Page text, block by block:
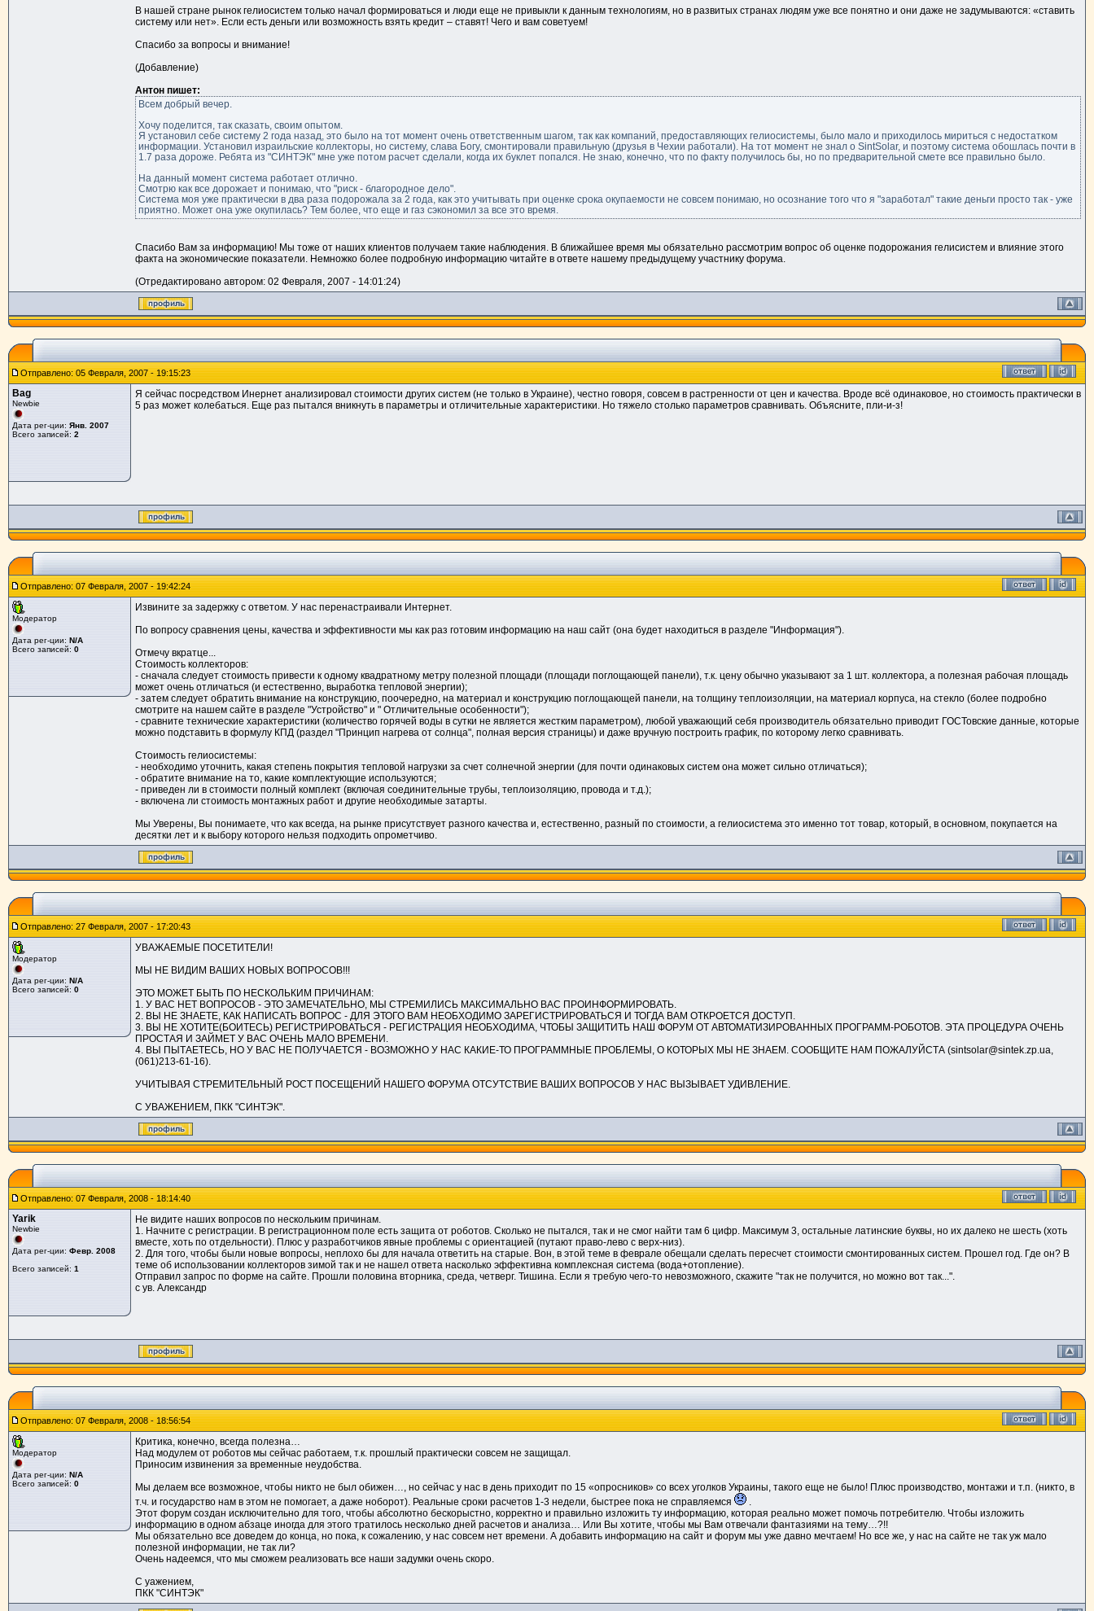
В нашей стране рынок гелиосистем только начал формироваться и люди еще не привыкли к данным технологиям, но в развитых странах людям уже все понятно и они даже не задумываются: «ставить
систему или нет». Если есть деньги или возможность взять кредит – ставят! Чего и вам советуем!
Спасибо за вопросы и внимание!
(Добавление)
Антон пишет:
Всем добрый вечер.
Хочу поделится, так сказать, своим опытом.
Я установил себе систему 2 года назад, это было на тот момент очень ответственным шагом, так как компаний, предоставляющих гелиосистемы, было мало и приходилось мириться с недостатком
информации. Установил израильские коллекторы, но систему, слава Богу, смонтировали правильную (друзья в Чехии работали). На тот момент не знал о SintSolar, и поэтому система обошлась почти в
1.7 раза дороже. Ребята из "СИНТЭК" мне уже потом расчет сделали, когда их буклет попался. Не знаю, конечно, что по факту получилось бы, но по предварительной смете все правильно было.
На данный момент система работает отлично.
Смотрю как все дорожает и понимаю, что "риск - благородное дело".
Система моя уже практически в два раза подорожала за 2 года, как это учитывать при оценке срока окупаемости не совсем понимаю, но осознание того что я "заработал" такие деньги просто так - уже
приятно. Может она уже окупилась? Тем более, что еще и газ сэкономил за все это время.
Спасибо Вам за информацию! Мы тоже от наших клиентов получаем такие наблюдения. В ближайшее время мы обязательно рассмотрим вопрос об оценке подорожания гелисистем и влияние этого
факта на экономические показатели. Немножко более подробную информацию читайте в ответе нашему предыдущему участнику форума.
(Отредактировано автором: 02 Февраля, 2007 - 14:01:24)
Отправлено: 05 Февраля, 2007 - 19:15:23
Bag
Newbie
Дата рег-ции: Янв. 2007
Всего записей: 2
Я сейчас посредством Инернет анализировал стоимости других систем (не только в Украине), честно говоря, совсем в растренности от цен и качества. Вроде всё одинаковое, но стоимость практически в
5 раз может колебаться. Еще раз пытался вникнуть в параметры и отличительные характеристики. Но тяжело столько параметров сравнивать. Объясните, пли-и-з!
Отправлено: 07 Февраля, 2007 - 19:42:24
Модератор
Дата рег-ции: N/A
Всего записей: 0
Извините за задержку с ответом. У нас перенастраивали Интернет.
По вопросу сравнения цены, качества и эффективности мы как раз готовим информацию на наш сайт (она будет находиться в разделе "Информация").
Отмечу вкратце...
Стоимость коллекторов:
- сначала следует стоимость привести к одному квадратному метру полезной площади (площади поглощающей панели), т.к. цену обычно указывают за 1 шт. коллектора, а полезная рабочая площадь
может очень отличаться (и естественно, выработка тепловой энергии);
- затем следует обратить внимание на конструкцию, поочередно, на материал и конструкцию поглощающей панели, на толщину теплоизоляции, на материал корпуса, на стекло (более подробно
смотрите на нашем сайте в разделе "Устройство" и " Отличительные особенности");
- сравните технические характеристики (количество горячей воды в сутки не является жестким параметром), любой уважающий себя производитель обязательно приводит ГОСТовские данные, которые
можно подставить в формулу КПД (раздел "Принцип нагрева от солнца", полная версия страницы) и даже вручную построить график, по которому легко сравнивать.
Стоимость гелиосистемы:
- необходимо уточнить, какая степень покрытия тепловой нагрузки за счет солнечной энергии (для почти одинаковых систем она может сильно отличаться);
- обратите внимание на то, какие комплектующие используются;
- приведен ли в стоимости полный комплект (включая соединительные трубы, теплоизоляцию, провода и т.д.);
- включена ли стоимость монтажных работ и другие необходимые затарты.
Мы Уверены, Вы понимаете, что как всегда, на рынке присутствует разного качества и, естественно, разный по стоимости, а гелиосистема это именно тот товар, который, в основном, покупается на
десятки лет и к выбору которого нельзя подходить опрометчиво.
Отправлено: 27 Февраля, 2007 - 17:20:43
Модератор
Дата рег-ции: N/A
Всего записей: 0
УВАЖАЕМЫЕ ПОСЕТИТЕЛИ!
МЫ НЕ ВИДИМ ВАШИХ НОВЫХ ВОПРОСОВ!!!
ЭТО МОЖЕТ БЫТЬ ПО НЕСКОЛЬКИМ ПРИЧИНАМ:
1. У ВАС НЕТ ВОПРОСОВ - ЭТО ЗАМЕЧАТЕЛЬНО, МЫ СТРЕМИЛИСЬ МАКСИМАЛЬНО ВАС ПРОИНФОРМИРОВАТЬ.
2. ВЫ НЕ ЗНАЕТЕ, КАК НАПИСАТЬ ВОПРОС - ДЛЯ ЭТОГО ВАМ НЕОБХОДИМО ЗАРЕГИСТРИРОВАТЬСЯ И ТОГДА ВАМ ОТКРОЕТСЯ ДОСТУП.
3. ВЫ НЕ ХОТИТЕ(БОИТЕСЬ) РЕГИСТРИРОВАТЬСЯ - РЕГИСТРАЦИЯ НЕОБХОДИМА, ЧТОБЫ ЗАЩИТИТЬ НАШ ФОРУМ ОТ АВТОМАТИЗИРОВАННЫХ ПРОГРАММ-РОБОТОВ. ЭТА ПРОЦЕДУРА ОЧЕНЬ
ПРОСТАЯ И ЗАЙМЕТ У ВАС ОЧЕНЬ МАЛО ВРЕМЕНИ.
4. ВЫ ПЫТАЕТЕСЬ, НО У ВАС НЕ ПОЛУЧАЕТСЯ - ВОЗМОЖНО У НАС КАКИЕ-ТО ПРОГРАММНЫЕ ПРОБЛЕМЫ, О КОТОРЫХ МЫ НЕ ЗНАЕМ. СООБЩИТЕ НАМ ПОЖАЛУЙСТА (sintsolar@sintek.zp.ua,
(061)213-61-16).
УЧИТЫВАЯ СТРЕМИТЕЛЬНЫЙ РОСТ ПОСЕЩЕНИЙ НАШЕГО ФОРУМА ОТСУТСТВИЕ ВАШИХ ВОПРОСОВ У НАС ВЫЗЫВАЕТ УДИВЛЕНИЕ.
С УВАЖЕНИЕМ, ПКК "СИНТЭК".
Отправлено: 07 Февраля, 2008 - 18:14:40
Yarik
Newbie
Дата рег-ции: Февр. 2008
Всего записей: 1
Не видите наших вопросов по нескольким причинам.
1. Начните с регистрации. В регистрационном поле есть защита от роботов. Сколько не пытался, так и не смог найти там 6 цифр. Максимум 3, остальные латинские буквы, но их далеко не шесть (хоть
вместе, хоть по отдельности). Плюс у разработчиков явные проблемы с ориентацией (путают право-лево с верх-низ).
2. Для того, чтобы были новые вопросы, неплохо бы для начала ответить на старые. Вон, в этой теме в феврале обещали сделать пересчет стоимости смонтированных систем. Прошел год. Где он? В
теме об использовании коллекторов зимой так и не нашел ответа насколько эффективна комплексная система (вода+отопление).
Отправил запрос по форме на сайте. Прошли половина вторника, среда, четверг. Тишина. Если я требую чего-то невозможного, скажите "так не получится, но можно вот так...".
с ув. Александр
Отправлено: 07 Февраля, 2008 - 18:56:54
Модератор
Дата рег-ции: N/A
Всего записей: 0
Критика, конечно, всегда полезна…
Над модулем от роботов мы сейчас работаем, т.к. прошлый практически совсем не защищал.
Приносим извинения за временные неудобства.
Мы делаем все возможное, чтобы никто не был обижен…, но сейчас у нас в день приходит по 15 «опросников» со всех уголков Украины, такого еще не было! Плюс производство, монтажи и т.п. (никто, в
т.ч. и государство нам в этом не помогает, а даже ноборот). Реальные сроки расчетов 1-3 недели, быстрее пока не справляемся
.
Этот форум создан исключительно для того, чтобы абсолютно бескорыстно, корректно и правильно изложить ту информацию, которая реально может помочь потребителю. Чтобы изложить
информацию в одном абзаце иногда для этого тратилось несколько дней расчетов и анализа… Или Вы хотите, чтобы мы Вам отвечали фантазиями на тему…?!!
Мы обязательно все доведем до конца, но пока, к сожалению, у нас совсем нет времени. А добавить информацию на сайт и форум мы уже давно мечтаем! Но все же, у нас на сайте не так уж мало
полезной информации, не так ли?
Очень надеемся, что мы сможем реализовать все наши задумки очень скоро.
С уажением,
ПКК "СИНТЭК"